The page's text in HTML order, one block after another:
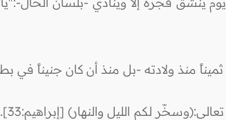
ثميناً منذ ولادته -بل منذ أن كان جنيناً في
وقد